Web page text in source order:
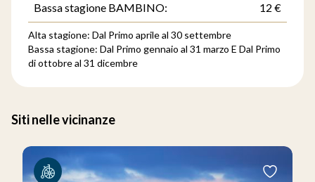
Bassa stagione BAMBINO: 12 €
Alta stagione: Dal Primo aprile al 30 settembre
Bassa stagione: Dal Primo gennaio al 31 marzo E Dal Primo
di ottobre al 31 dicembre
Siti nelle vicinanze